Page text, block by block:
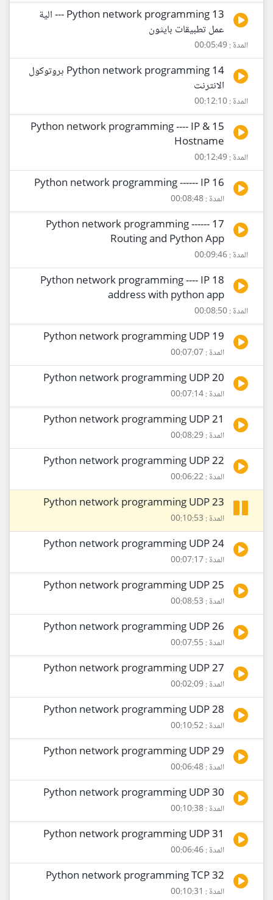
13 Python network programming --- الية
عمل تطبيقات بايثون
المدة : 00:05:49
14 Python network programming بروتوكول
الانترنت
المدة : 00:12:10
15 Python network programming ---- IP &
Hostname
المدة : 00:12:49
16 Python network programming ------ IP
المدة : 00:08:48
17 Python network programming ------
Routing and Python App
المدة : 00:09:46
18 Python network programming ---- IP
address with python app
المدة : 00:08:50
19 Python network programming UDP
المدة : 00:07:07
20 Python network programming UDP
المدة : 00:07:14
21 Python network programming UDP
المدة : 00:08:29
22 Python network programming UDP
المدة : 00:06:22
23 Python network programming UDP
المدة : 00:10:53
24 Python network programming UDP
المدة : 00:07:17
25 Python network programming UDP
المدة : 00:08:53
26 Python network programming UDP
المدة : 00:07:55
27 Python network programming UDP
المدة : 00:02:09
28 Python network programming UDP
المدة : 00:10:52
29 Python network programming UDP
المدة : 00:06:48
30 Python network programming UDP
المدة : 00:10:38
31 Python network programming UDP
المدة : 00:06:46
32 Python network programming TCP
المدة : 00:10:31